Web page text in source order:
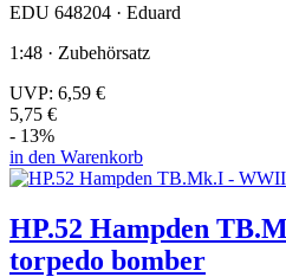
EDU 648204 · Eduard
1:48 · Zubehörsatz
UVP: 6,59 €
5,75 €
- 13%
in den Warenkorb
HP.52 Hampden
torpedo bomber